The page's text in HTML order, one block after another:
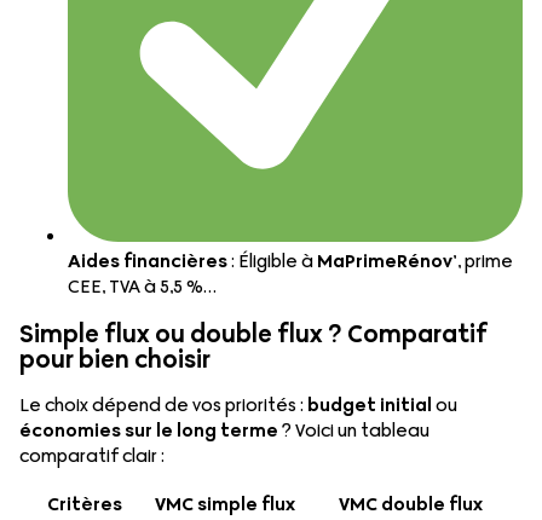
Aides financières: Éligible àMaPrimeRénov’, prime
CEE, TVA à 5,5 %…
Simple flux ou double flux ? Comparatif
pour bien choisir
Le choix dépend de vos priorités : budget initialou
économies sur le long terme? Voici un tableau
comparatif clair :
Critères
VMC simple flux
VMC double flux